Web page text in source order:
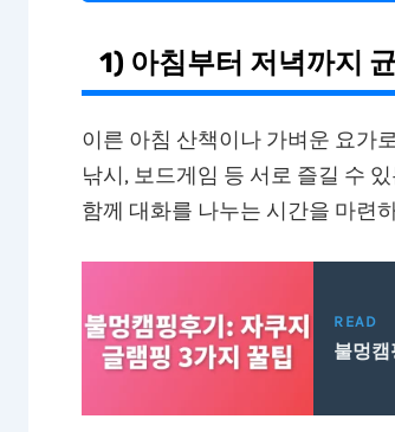
1) 아침부터 저녁까지
이른 아침 산책이나 가벼운 요가
낚시, 보드게임 등 서로 즐길 수
함께 대화를 나누는 시간을 마련
READ
불멍